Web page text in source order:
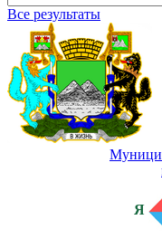
Все результаты
Я